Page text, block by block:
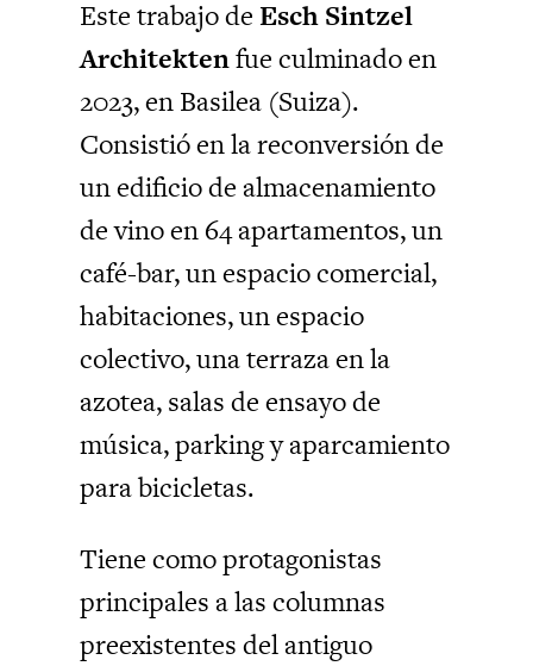
Este trabajo deEsch Sintzel
Architektenfue culminado en
2023, en Basilea (Suiza).
Consistió en la reconversión de
un edificio de almacenamiento
de vino en 64 apartamentos, un
café-bar, un espacio comercial,
habitaciones, un espacio
colectivo, una terraza en la
azotea, salas de ensayo de
música, parking y aparcamiento
para bicicletas.
Tiene como protagonistas
principales a las columnas
preexistentes del antiguo